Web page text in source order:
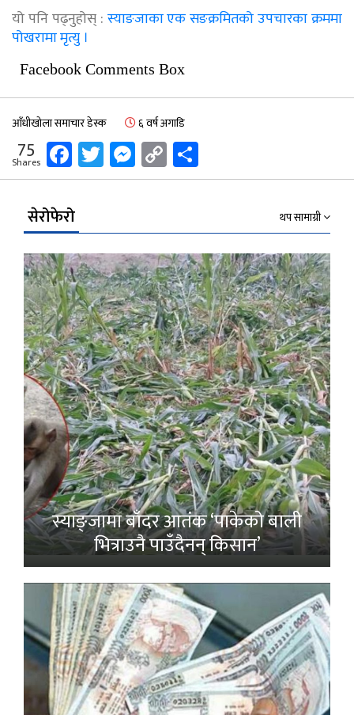
यो पनि पढ्नुहोस् : स्याङजाका एक सङक्रमितको उपचारका क्रममा
पोखरामा मृत्यु ।
Facebook Comments Box
आँधीखोला समाचार डेस्क ६ वर्ष अगाडि
75
Shares Facebook
Twitter
Messenger
Copy
Link
सेरोफेरो थप सामाग्री
स्याङ्जामा बाँदर आतंक ‘पाकेको बाली
भित्राउनै पाउँदैनन् किसान’